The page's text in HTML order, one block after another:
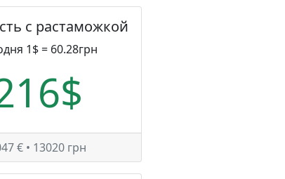
с растаможкой
1$ = 60.28грн
€ • 13020 грн